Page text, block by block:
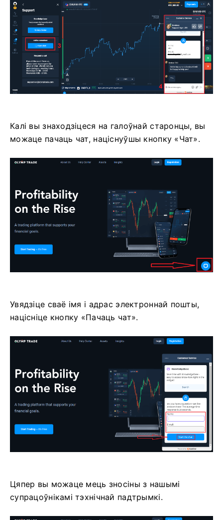
Калі вы знаходзіцеся на галоўнай старонцы, вы
можаце пачаць чат, націснуўшы кнопку «Чат».
Увядзіце сваё імя і адрас электроннай пошты,
націсніце кнопку «Пачаць чат».
Цяпер вы можаце мець зносіны з нашымі
супрацоўнікамі тэхнічнай падтрымкі.